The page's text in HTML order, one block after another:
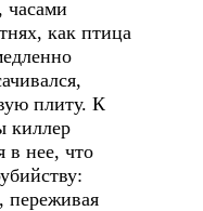
часами
как птица
плиту. К
киллер
в нее, что
переживая